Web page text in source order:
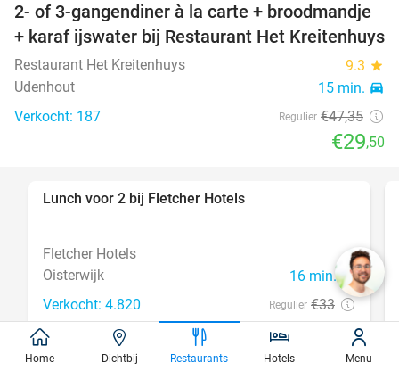
38%
2- of 3-gangendiner à la carte + broodmandje
+ karaf ijswater bij Restaurant Het Kreitenhuys
Restaurant Het Kreitenhuys 9.3 star
Udenhout 15 min. directions_car
Verkocht: 187 Regulier €47,35
€29,50
Lunch voor 2 bij Fletcher Hotels
Fletcher Hotels
Oisterwijk
16 min.directions_car
Verkocht: 4.820 Regulier €33
€19 ,90
Home Dichtbij Restaurants Hotels Menu